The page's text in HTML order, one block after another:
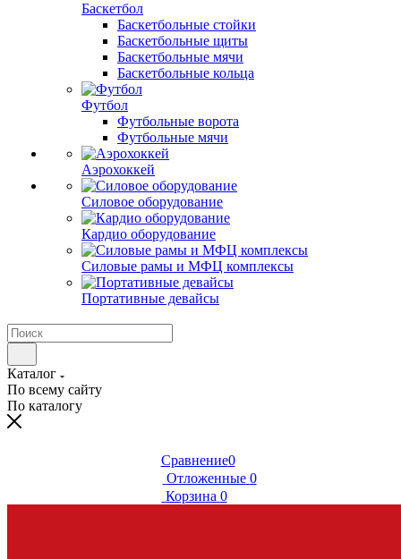
Баскетбол
Баскетбольные стойки
Баскетбольные щиты
Баскетбольные мячи
Баскетбольные кольца
Футбол
Футбольные ворота
Футбольные мячи
Аэрохоккей
Силовое оборудование
Кардио оборудование
Силовые рамы и МФЦ комплексы
Портативные девайсы
Каталог
По всему сайту
По каталогу
Сравнение0
Отложенные 0
Корзина 0